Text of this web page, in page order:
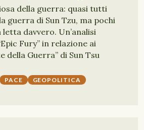
della guerra: quasi tutti
guerra di Sun Tzu, ma pochi
davvero. Un’analisi
Fury” in relazione ai
della Guerra” di Sun Tsu
PACE
GEOPOLITICA